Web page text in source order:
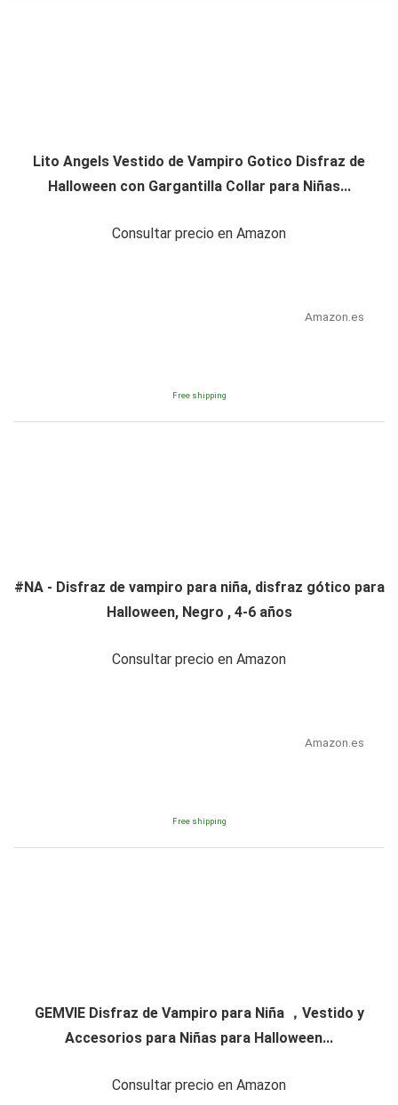
Lito Angels Vestido de Vampiro Gotico Disfraz de
Halloween con Gargantilla Collar para Niñas...
Consultar precio en Amazon
Amazon.es
Free shipping
#NA - Disfraz de vampiro para niña, disfraz gótico para
Halloween, Negro , 4-6 años
Consultar precio en Amazon
Amazon.es
Free shipping
GEMVIE Disfraz de Vampiro para Niña ，Vestido y
Accesorios para Niñas para Halloween...
Consultar precio en Amazon